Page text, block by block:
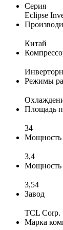
Серия
Eclipse
Китай
Режимы
Площадь
34
Мощность
3,4
Мощность
3,54
Завод
TCL Corp.
Марка